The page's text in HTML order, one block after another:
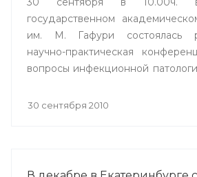
государственном
им. М. Гафури состоялась
научно-практическая
вопросы инфекционной
№4 города Уфы.
30 сентября 2010